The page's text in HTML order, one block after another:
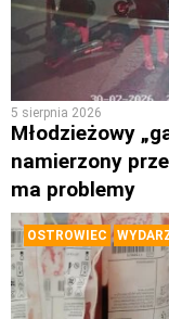
5 sierpnia 2026
Młodzieżowy
namierzony
ma problemy
OSTROWIEC